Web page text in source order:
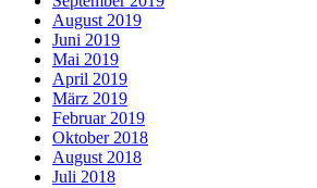
August 2019
Juni 2019
Mai 2019
April 2019
März 2019
Februar 2019
Oktober 2018
August 2018
Juli 2018